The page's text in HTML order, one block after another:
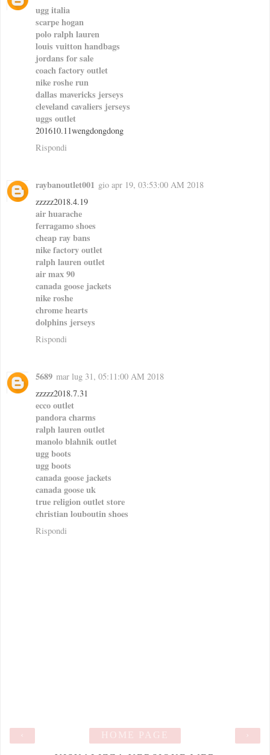
ugg italia
scarpe hogan
polo ralph lauren
louis vuitton handbags
jordans for sale
coach factory outlet
nike roshe run
dallas mavericks jerseys
cleveland cavaliers jerseys
uggs outlet
201610.11wengdongdong
Rispondi
raybanoutlet001 gio apr 19, 03:53:00 AM 2018
zzzzz2018.4.19
air huarache
ferragamo shoes
cheap ray bans
nike factory outlet
ralph lauren outlet
air max 90
canada goose jackets
nike roshe
chrome hearts
dolphins jerseys
Rispondi
5689 mar lug 31, 05:11:00 AM 2018
zzzzz2018.7.31
ecco outlet
pandora charms
ralph lauren outlet
manolo blahnik outlet
ugg boots
ugg boots
canada goose jackets
canada goose uk
true religion outlet store
christian louboutin shoes
Rispondi
›
HOME PAGE